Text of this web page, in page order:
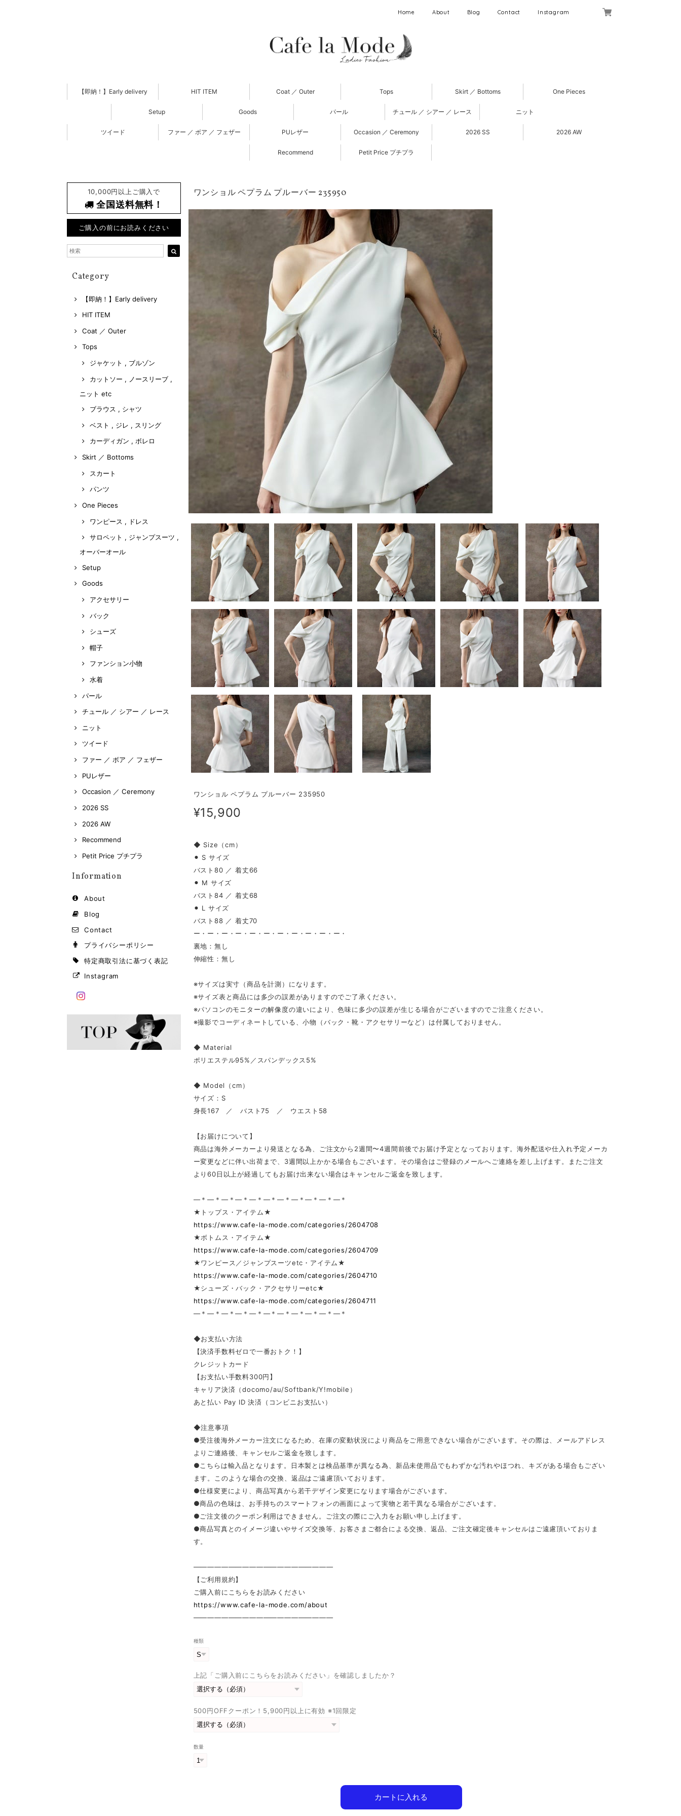
Home About Blog Contact Instagram
【即納！】Early delivery HIT ITEM Coat ／ Outer Tops Skirt ／ Bottoms One Pieces
Setup Goods パール チュール ／ シアー ／ レース ニット
ツイード ファー ／ ボア ／ フェザー PUレザー Occasion ／ Ceremony 2026 SS 2026 AW
Recommend Petit Price プチプラ
10,000円以上ご購入で
全国送料無料！
ご購入の前にお読みください
Category
【即納！】Early delivery
HIT ITEM
Coat ／ Outer
Tops
ジャケット , ブルゾン
カットソー , ノースリーブ ,
ニット etc
ブラウス , シャツ
ベスト , ジレ , スリング
カーディガン , ボレロ
Skirt ／ Bottoms
スカート
パンツ
One Pieces
ワンピース , ドレス
サロペット , ジャンプスーツ ,
オーバーオール
Setup
Goods
アクセサリー
バック
シューズ
帽子
ファンション小物
水着
パール
チュール ／ シアー ／ レース
ニット
ツイード
ファー ／ ボア ／ フェザー
PUレザー
Occasion ／ Ceremony
2026 SS
2026 AW
Recommend
Petit Price プチプラ
Information
About
Blog
Contact
プライバシーポリシー
特定商取引法に基づく表記
Instagram
ワンショル ペプラム プルーバー 235950
ワンショル ペプラム プルーバー 235950
¥15,900
◆ Size（cm）
⚫︎ S サイズ
バスト80 ／ 着丈66
⚫︎ M サイズ
バスト84 ／ 着丈68
⚫︎ L サイズ
バスト88 ／ 着丈70
ー・ー・ー・ー・ー・ー・ー・ー・ー・ー・ー・
裏地：無し
伸縮性：無し
※サイズは実寸（商品を計測）になります。
※サイズ表と商品には多少の誤差がありますのでご了承ください。
※パソコンのモニターの解像度の違いにより、色味に多少の誤差が生じる場合がございますのでご注意ください。
※撮影でコーディネートしている、小物（バック・靴・アクセサリーなど）は付属しておりません。
◆ Material
ポリエステル95%／スパンデックス5%
◆ Model（cm）
サイズ：S
身長167 ／ バスト75 ／ ウエスト58
【お届けについて】
商品は海外メーカーより発送となる為、ご注文から2週間〜4週間前後でお届け予定となっております。海外配送や仕入れ予定メーカ
ー変更などに伴い出荷まで、3週間以上かかる場合もございます。その場合はご登録のメールへご連絡を差し上げます。またご注文
より60日以上が経過してもお届け出来ない場合はキャンセルご返金を致します。
—＊—＊—＊—＊—＊—＊—＊—＊—＊—＊—＊
★トップス・アイテム★
https://www.cafe-la-mode.com/categories/2604708
★ボトムス・アイテム★
https://www.cafe-la-mode.com/categories/2604709
★ワンピース／ジャンプスーツetc・アイテム★
https://www.cafe-la-mode.com/categories/2604710
★シューズ・バック・アクセサリーetc★
https://www.cafe-la-mode.com/categories/2604711
—＊—＊—＊—＊—＊—＊—＊—＊—＊—＊—＊
◆お支払い方法
【決済手数料ゼロで一番おトク！】
クレジットカード
【お支払い手数料300円】
キャリア決済（docomo/au/Softbank/Y!mobile）
あと払い Pay ID 決済（コンビニお支払い）
◆注意事項
●受注後海外メーカー注文になるため、在庫の変動状況により商品をご用意できない場合がございます。その際は、メールアドレス
よりご連絡後、キャンセルご返金を致します。
●こちらは輸入品となります。日本製とは検品基準が異なる為、新品未使用品でもわずかな汚れやほつれ、キズがある場合もござい
ます。このような場合の交換、返品はご遠慮頂いております。
●仕様変更により、商品写真から若干デザイン変更になります場合がございます。
●商品の色味は、お手持ちのスマートフォンの画面によって実物と若干異なる場合がございます。
●ご注文後のクーポン利用はできません。ご注文の際にご入力をお願い申し上げます。
●商品写真とのイメージ違いやサイズ交換等、お客さまご都合による交換、返品、ご注文確定後キャンセルはご遠慮頂いておりま
す。
————————————————————
【ご利用規約】
ご購入前にこちらをお読みください
https://www.cafe-la-mode.com/about
————————————————————
種類
上記「ご購入前にこちらをお読みください」を確認しましたか？
500円OFFクーポン！5,900円以上に有効 ※1回限定
数量
カートに入れる